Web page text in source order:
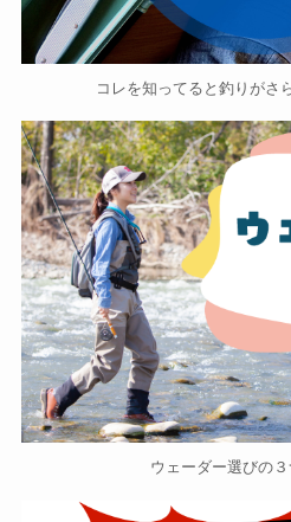
コレを知ってると釣りがさ
ウェーダー選びの